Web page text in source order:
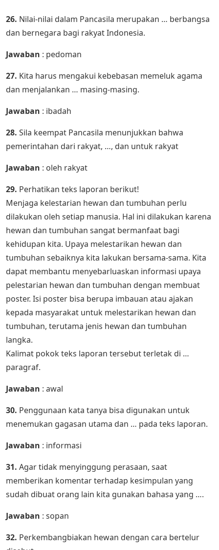
26. Nilai-nilai dalam Pancasila merupakan … berbangsa
dan bernegara bagi rakyat Indonesia.
Jawaban : pedoman
27. Kita harus mengakui kebebasan memeluk agama
dan menjalankan … masing-masing.
Jawaban : ibadah
28. Sila keempat Pancasila menunjukkan bahwa
pemerintahan dari rakyat, …, dan untuk rakyat
Jawaban : oleh rakyat
29. Perhatikan teks laporan berikut!
Menjaga kelestarian hewan dan tumbuhan perlu
dilakukan oleh setiap manusia. Hal ini dilakukan karena
hewan dan tumbuhan sangat bermanfaat bagi
kehidupan kita. Upaya melestarikan hewan dan
tumbuhan sebaiknya kita lakukan bersama-sama. Kita
dapat membantu menyebarluaskan informasi upaya
pelestarian hewan dan tumbuhan dengan membuat
poster. Isi poster bisa berupa imbauan atau ajakan
kepada masyarakat untuk melestarikan hewan dan
tumbuhan, terutama jenis hewan dan tumbuhan
langka.
Kalimat pokok teks laporan tersebut terletak di …
paragraf.
Jawaban : awal
30. Penggunaan kata tanya bisa digunakan untuk
menemukan gagasan utama dan … pada teks laporan.
Jawaban : informasi
31. Agar tidak menyinggung perasaan, saat
memberikan komentar terhadap kesimpulan yang
sudah dibuat orang lain kita gunakan bahasa yang ….
Jawaban : sopan
32. Perkembangbiakan hewan dengan cara bertelur